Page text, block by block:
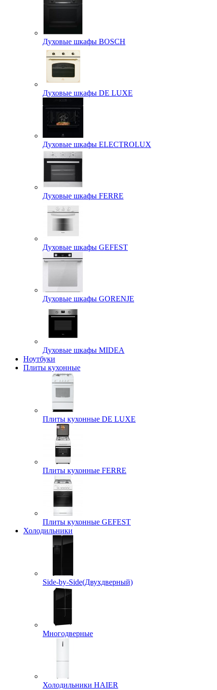
Духовые шкафы BOSCH
Духовые шкафы DE LUXE
Духовые шкафы ELECTROLUX
Духовые шкафы FERRE
Духовые шкафы GEFEST
Духовые шкафы GORENJE
Духовые шкафы MIDEA
Ноутбуки
Плиты кухонные
Плиты кухонные DE LUXE
Плиты кухонные FERRE
Плиты кухонные GEFEST
Холодильники
Side-by-Side(Двухдверный)
Многодверные
Холодильники HAIER